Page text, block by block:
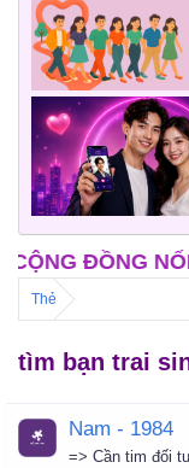
ĐỒNG NỐI
Thẻ
tìm bạn trai
Nam - 1984
=> Cần tim đối